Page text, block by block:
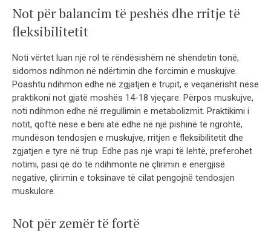
Not për balancim të peshës dhe rritje të
fleksibilitetit
Noti vërtet luan një rol të rëndësishëm në shëndetin tonë,
sidomos ndihmon në ndërtimin dhe forcimin e muskujve.
Poashtu ndihmon edhe në zgjatjen e trupit, e veqanërisht nëse
praktikoni not gjatë moshës 14-18 vjeçare. Përpos muskujve,
noti ndihmon edhe në rregullimin e metabolizmit. Praktikimi i
notit, qoftë nëse e bëni atë edhe në një pishinë të ngrohtë,
mundëson tendosjen e muskujve, rritjen e fleksibilitetit dhe
zgjatjen e tyre në trup. Edhe pas një vrapi të lehtë, preferohet
notimi, pasi që do të ndihmonte në çlirimin e energjisë
negative, çlirimin e toksinave të cilat pengojnë tendosjen
muskulore.
Not për zemër të fortë